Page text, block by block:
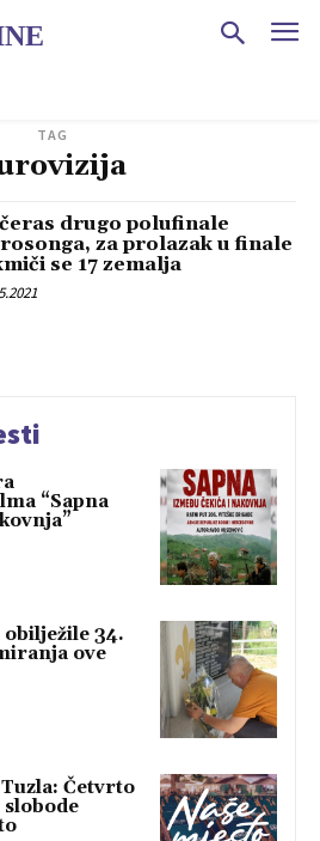
TAG
drugo polufinale
za prolazak u finale
se 17 zemalja
“Sapna
obilježile 34.
ove
Četvrto